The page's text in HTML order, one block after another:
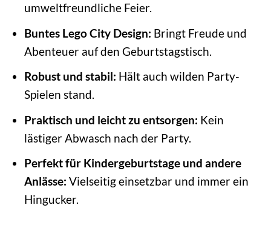
umweltfreundliche Feier.
Buntes Lego City Design: Bringt Freude und
Abenteuer auf den Geburtstagstisch.
Robust und stabil: Hält auch wilden Party-
Spielen stand.
Praktisch und leicht zu entsorgen: Kein
lästiger Abwasch nach der Party.
Perfekt für Kindergeburtstage und andere
Anlässe: Vielseitig einsetzbar und immer ein
Hingucker.